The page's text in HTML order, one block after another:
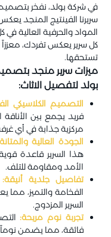
في شركة بولد، نفخر
سريرنا الفينتيج المنجد
المواد والحرفية العالية
كل سرير يعكس تفردك،
تستحقها.
ميزات سرير منجد
بولد لتفصيل الاثاث:
التصميم الكلاسيكي
فريد يجمع بين
مركزية جذابة في أي
الجودة العالية
هذا السرير قاعدة
الأمد ومقاومة للتلف.
تفاصيل جلدية أنيقة:
الفخامة والتميز، مما
السرير المزدوج.
تجربة نوم مريحة:
فائقة، مما يضمن نوماً